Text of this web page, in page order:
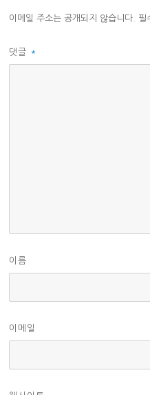
이메일 주소는 공개되지 않습니다. 필
댓글 *
이름
이메일